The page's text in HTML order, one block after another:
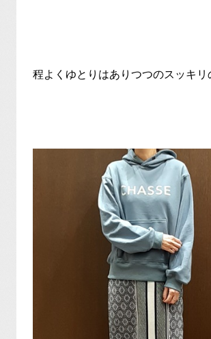
程よくゆとりはありつつのスッキ